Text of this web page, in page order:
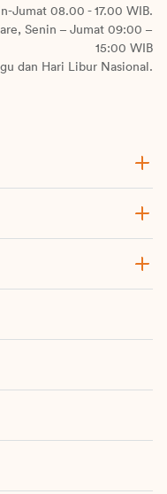
Jumat 08.00 - 17.00 WIB.
Senin – Jumat 09:00 –
15:00 WIB
dan Hari Libur Nasional.